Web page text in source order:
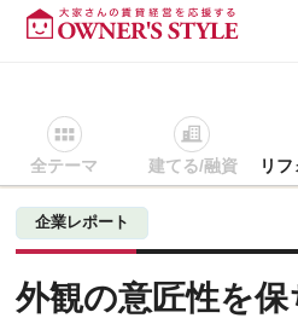
全テーマ 建てる/融資 リ
賃貸経営ＴＯＰ リフォーム/塗装
企業レポート
外観の意匠性を